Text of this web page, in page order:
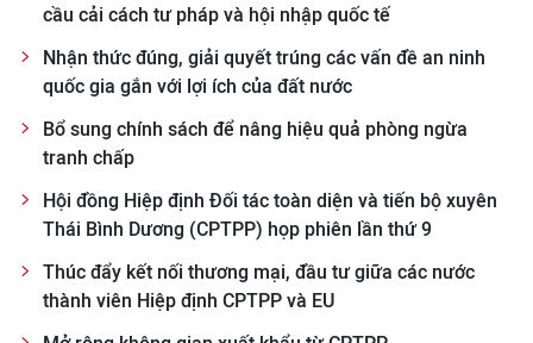
cầu cải cách tư pháp và hội nhập quốc tế
Nhận thức đúng, giải quyết trúng các vấn đề an ninh
quốc gia gắn với lợi ích của đất nước
Bổ sung chính sách để nâng hiệu quả phòng ngừa
tranh chấp
Hội đồng Hiệp định Đối tác toàn diện và tiến bộ xuyên
Thái Bình Dương (CPTPP) họp phiên lần thứ 9
Thúc đẩy kết nối thương mại, đầu tư giữa các nước
thành viên Hiệp định CPTPP và EU